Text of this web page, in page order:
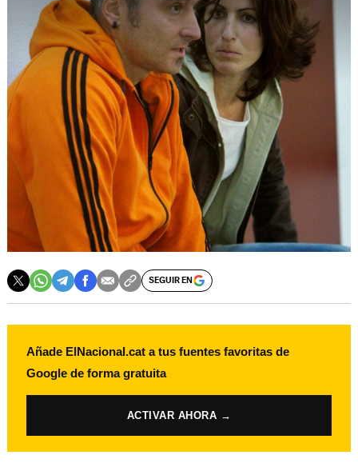
SEGUIR EN
Añade ElNacional.cat a tus fuentes favoritas de
Google de forma gratuita
ACTIVAR AHORA →